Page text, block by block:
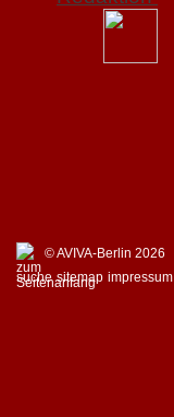
© AVIVA-Berlin 2026
suche sitemap impressum